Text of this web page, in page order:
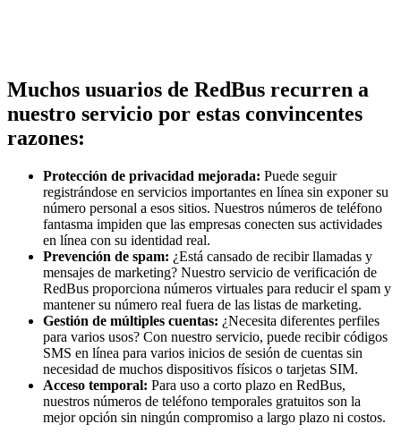
Muchos usuarios de RedBus recurren a
nuestro servicio por estas convincentes
razones:
Protección de privacidad mejorada: Puede seguir
registrándose en servicios importantes en línea sin exponer su
número personal a esos sitios. Nuestros números de teléfono
fantasma impiden que las empresas conecten sus actividades
en línea con su identidad real.
Prevención de spam: ¿Está cansado de recibir llamadas y
mensajes de marketing? Nuestro servicio de verificación de
RedBus proporciona números virtuales para reducir el spam y
mantener su número real fuera de las listas de marketing.
Gestión de múltiples cuentas: ¿Necesita diferentes perfiles
para varios usos? Con nuestro servicio, puede recibir códigos
SMS en línea para varios inicios de sesión de cuentas sin
necesidad de muchos dispositivos físicos o tarjetas SIM.
Acceso temporal: Para uso a corto plazo en RedBus,
nuestros números de teléfono temporales gratuitos son la
mejor opción sin ningún compromiso a largo plazo ni costos.